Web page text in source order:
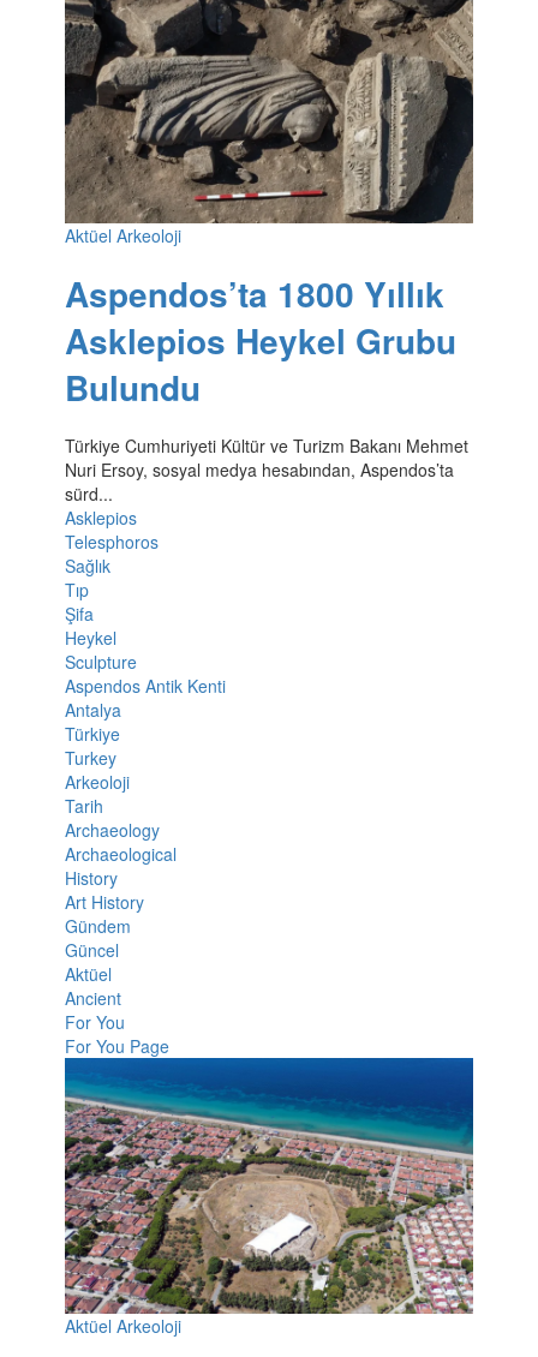
Aktüel Arkeoloji
Aspendos’ta 1800 Yıllık
Asklepios Heykel Grubu
Bulundu
Türkiye Cumhuriyeti Kültür ve Turizm Bakanı Mehmet
Nuri Ersoy, sosyal medya hesabından, Aspendos’ta
sürd...
Asklepios
Telesphoros
Sağlık
Tıp
Şifa
Heykel
Sculpture
Aspendos Antik Kenti
Antalya
Türkiye
Turkey
Arkeoloji
Tarih
Archaeology
Archaeological
History
Art History
Gündem
Güncel
Aktüel
Ancient
For You
For You Page
Aktüel Arkeoloji